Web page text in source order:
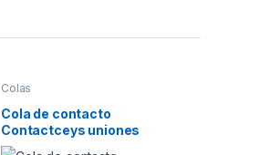
Colas
Cola de contacto
Contactceys uniones
resistentes 5 L